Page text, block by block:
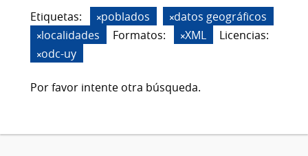
Etiquetas: poblados
datos geográficos
localidades
Formatos: XML
Licencias:
odc-uy
Por favor intente otra búsqueda.